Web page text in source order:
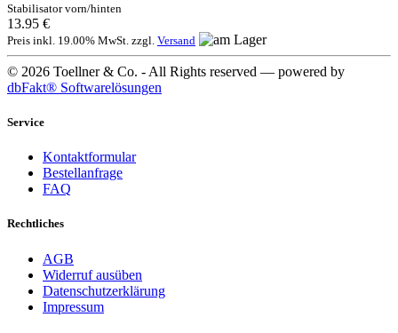
Stabilisator vorn/hinten
13.95 €
Preis inkl. 19.00% MwSt. zzgl. Versand
© 2026 Toellner & Co. - All Rights reserved — powered by
dbFakt® Softwarelösungen
Service
Kontaktformular
Bestellanfrage
FAQ
Rechtliches
AGB
Widerruf ausüben
Datenschutzerklärung
Impressum